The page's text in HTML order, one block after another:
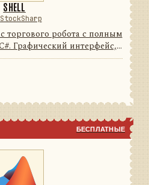
SHELL
торгового робота с полным
Графический интерфейс,
и отчёты уже
только алгоритм.
БЕСПЛАТНЫЕ